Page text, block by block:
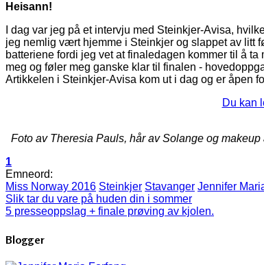
Heisann!
I dag var jeg på et intervju med Steinkjer-Avisa,
jeg nemlig vært hjemme i Steinkjer og slappet av litt
batteriene fordi jeg vet at finaledagen kommer til å
meg og føler meg ganske klar til finalen -
Artikkelen i Steinkjer-Avisa kom ut i dag og er åpen
Du kan
Foto av Theresia Pauls, hår av Solange og
1
Emneord:
Miss Norway 2016 Steinkjer Stavanger Jennifer
Slik tar du vare på huden din i sommer
5 presseoppslag + finale prøving av kjolen.
Blogger